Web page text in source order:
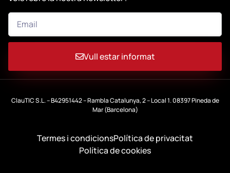
Vull estar informat
ClauTIC S.L. – B42951442 – Rambla Catalunya, 2 – Local 1. 08397 Pineda de
Mar (Barcelona)
Termes i condicionsPolítica de privacitat
Política de cookies